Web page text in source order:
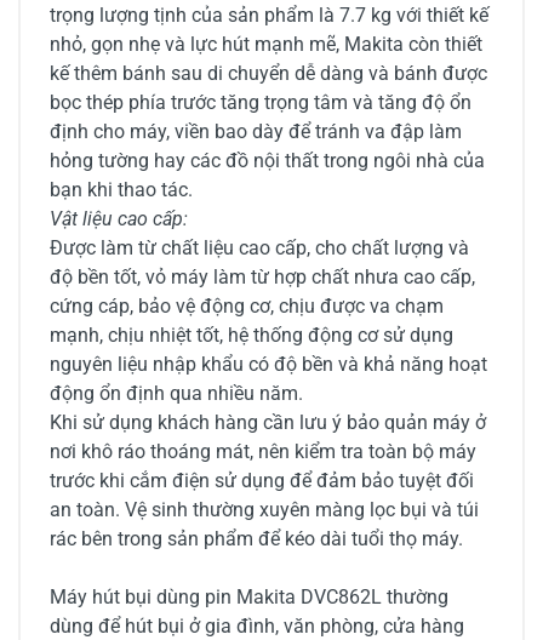
trọng lượng tịnh của sản phẩm là 7.7 kg với thiết kế
nhỏ, gọn nhẹ và lực hút mạnh mẽ, Makita còn thiết
kế thêm bánh sau di chuyển dễ dàng và bánh được
bọc thép phía trước tăng trọng tâm và tăng độ ổn
định cho máy, viền bao dày để tránh va đập làm
hỏng tường hay các đồ nội thất trong ngôi nhà của
bạn khi thao tác.
Vật liệu cao cấp:
Được làm từ chất liệu cao cấp, cho chất lượng và
độ bền tốt, vỏ máy làm từ hợp chất nhưa cao cấp,
cứng cáp, bảo vệ động cơ, chịu được va chạm
mạnh, chịu nhiệt tốt, hệ thống động cơ sử dụng
nguyên liệu nhập khẩu có độ bền và khả năng hoạt
động ổn định qua nhiều năm.
Khi sử dụng khách hàng cần lưu ý bảo quản máy ở
nơi khô ráo thoáng mát, nên kiểm tra toàn bộ máy
trước khi cắm điện sử dụng để đảm bảo tuyệt đối
an toàn. Vệ sinh thường xuyên màng lọc bụi và túi
rác bên trong sản phẩm để kéo dài tuổi thọ máy.
Máy hút bụi dùng pin Makita DVC862L thường
dùng để hút bụi ở gia đình, văn phòng, cửa hàng